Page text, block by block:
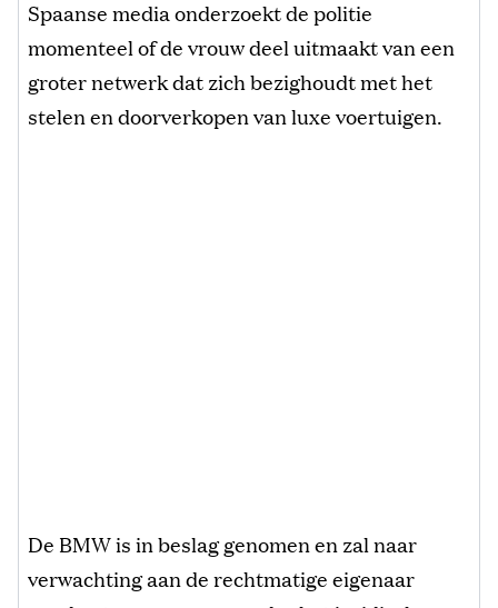
Spaanse media onderzoekt de politie
momenteel of de vrouw deel uitmaakt van een
groter netwerk dat zich bezighoudt met het
stelen en doorverkopen van luxe voertuigen.
De BMW is in beslag genomen en zal naar
verwachting aan de rechtmatige eigenaar